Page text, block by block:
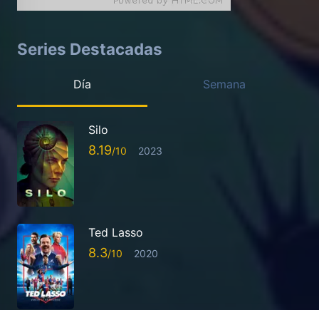
Series Destacadas
Día Semana
Silo
8.19 2023
Ted Lasso
8.3 2020